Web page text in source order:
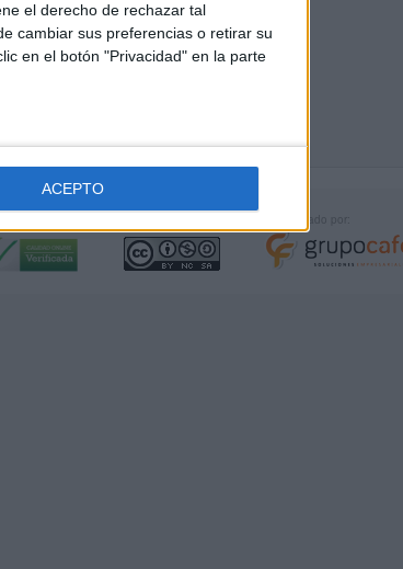
el derecho de rechazar tal
cambiar sus preferencias o retirar su
en el botón "Privacidad" en la parte
ACEPTO